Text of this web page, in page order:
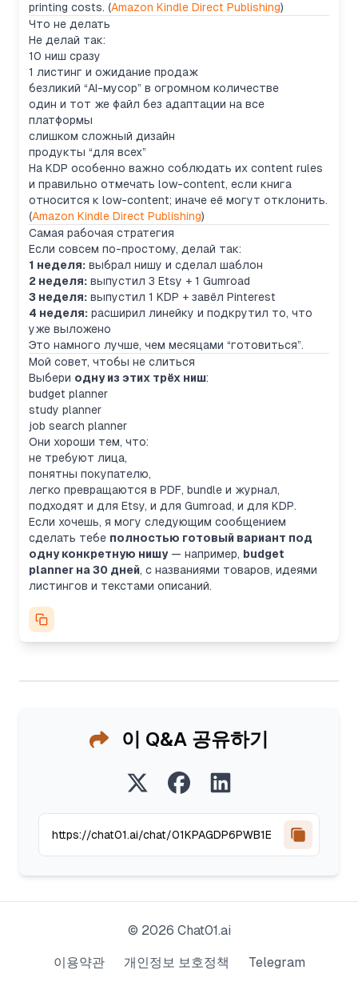
printing costs. (Amazon Kindle Direct Publishing)
Что не делать
Не делай так:
10 ниш сразу
1 листинг и ожидание продаж
безликий “AI-мусор” в огромном количестве
один и тот же файл без адаптации на все
платформы
слишком сложный дизайн
продукты “для всех”
На KDP особенно важно соблюдать их content rules
и правильно отмечать low-content, если книга
относится к low-content; иначе её могут отклонить.
(Amazon Kindle Direct Publishing)
Самая рабочая стратегия
Если совсем по-простому, делай так:
1 неделя: выбрал нишу и сделал шаблон
2 неделя: выпустил 3 Etsy + 1 Gumroad
3 неделя: выпустил 1 KDP + завёл Pinterest
4 неделя: расширил линейку и подкрутил то, что
уже выложено
Это намного лучше, чем месяцами “готовиться”.
Мой совет, чтобы не слиться
Выбери одну из этих трёх ниш:
budget planner
study planner
job search planner
Они хороши тем, что:
не требуют лица,
понятны покупателю,
легко превращаются в PDF, bundle и журнал,
подходят и для Etsy, и для Gumroad, и для KDP.
Если хочешь, я могу следующим сообщением
сделать тебе полностью готовый вариант под
одну конкретную нишу— например, budget
planner на 30 дней, с названиями товаров, идеями
листингов и текстами описаний.
이 Q&A 공유하기
© 2026 Chat01.ai
이용약관 개인정보 보호정책 Telegram